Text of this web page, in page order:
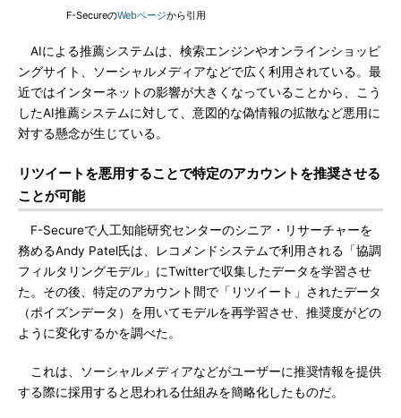
F-SecureのWebページから引用
AIによる推薦システムは、検索エンジンやオンラインショッピ
ングサイト、ソーシャルメディアなどで広く利用されている。最
近ではインターネットの影響が大きくなっていることから、こう
したAI推薦システムに対して、意図的な偽情報の拡散など悪用に
対する懸念が生じている。
リツイートを悪用することで特定のアカウントを推奨させる
ことが可能
F-Secureで人工知能研究センターのシニア・リサーチャーを
務めるAndy Patel氏は、レコメンドシステムで利用される「協調
フィルタリングモデル」にTwitterで収集したデータを学習させ
た。その後、特定のアカウント間で「リツイート」されたデータ
（ポイズンデータ）を用いてモデルを再学習させ、推奨度がどの
ように変化するかを調べた。
これは、ソーシャルメディアなどがユーザーに推奨情報を提供
する際に採用すると思われる仕組みを簡略化したものだ。